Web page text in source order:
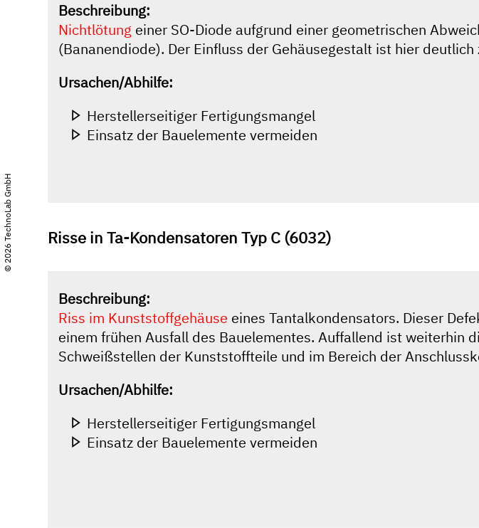
© 2026 TechnoLab GmbH
Beschreibung:
Nichtlötung einer SO-Diode aufgrund einer geometrischen
(Bananendiode). Der Einfluss der Gehäusegestalt ist hier deutlich
Ursachen/Abhilfe:
Herstellerseitiger Fertigungsmangel
Einsatz der Bauelemente vermeiden
Risse in Ta-Kondensatoren Typ C (6032)
Beschreibung:
Riss im Kunststoffgehäuse eines Tantalkondensators. Dieser
einem frühen Ausfall des Bauelementes. Auffallend ist weiterhin
Schweißstellen der Kunststoffteile und im Bereich der
Ursachen/Abhilfe:
Herstellerseitiger Fertigungsmangel
Einsatz der Bauelemente vermeiden